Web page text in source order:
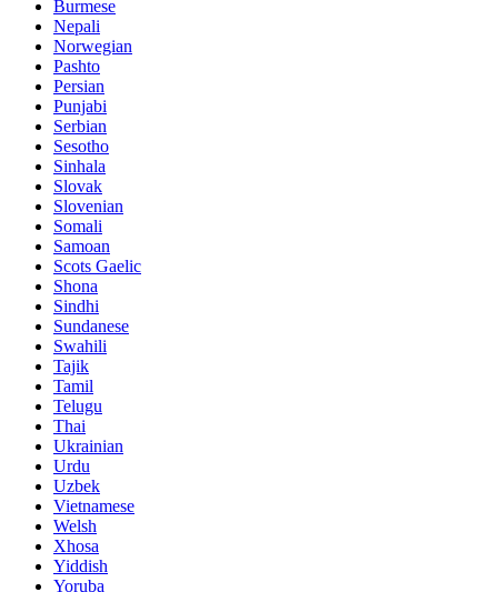
Burmese
Nepali
Norwegian
Pashto
Persian
Punjabi
Serbian
Sesotho
Sinhala
Slovak
Slovenian
Somali
Samoan
Scots Gaelic
Shona
Sindhi
Sundanese
Swahili
Tajik
Tamil
Telugu
Thai
Ukrainian
Urdu
Uzbek
Vietnamese
Welsh
Xhosa
Yiddish
Yoruba